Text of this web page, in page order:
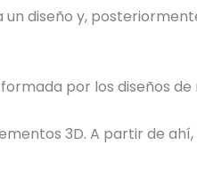
diseño y,
por los diseños de
3D. A partir de